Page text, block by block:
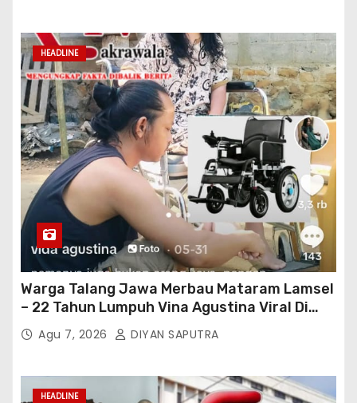
HEADLINE
Warga Talang Jawa Merbau Mataram Lamsel
– 22 Tahun Lumpuh Vina Agustina Viral Di
Tiktok Inginkan Kursi Roda Listrik, Kepala
Perwakilan Provinsi Lampung Media
Bertindak
Agu 7, 2026 DIYAN SAPUTRA
HEADLINE